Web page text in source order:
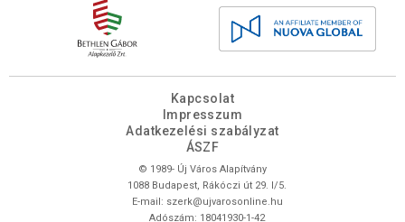
Kapcsolat
Impresszum
Adatkezelési szabályzat
ÁSZF
© 1989- Új Város Alapítvány
1088 Budapest, Rákóczi út 29. I/5.
E-mail: szerk@ujvarosonline.hu
Adószám: 18041930-1-42